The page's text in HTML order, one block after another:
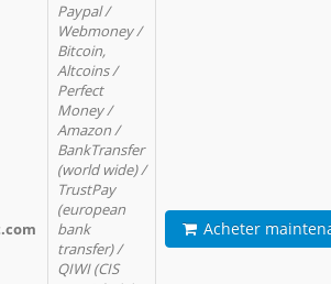
Paypal /
Webmoney /
Bitcoin,
Altcoins /
Perfect
Money /
Amazon /
BankTransfer
(world wide) /
TrustPay
(european
bank
transfer) /
QIWI (CIS
Acheter